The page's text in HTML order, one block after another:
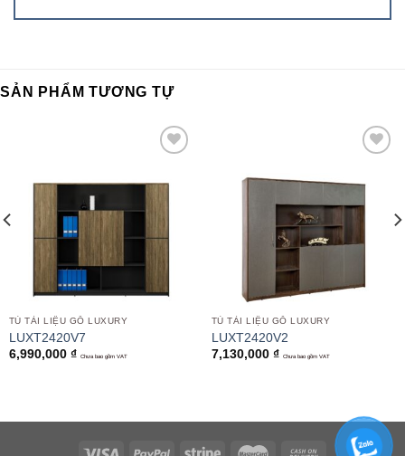
SẢN PHẨM TƯƠNG TỰ
TỦ TÀI LIỆU GỖ LUXURY
LUXT2420V7
6,990,000 ₫ Chưa bao gồm VAT
wishlist
TỦ TÀI LIỆU GỖ LUXURY
LUXT2420V2
7,130,000 ₫ Chưa bao gồm VAT